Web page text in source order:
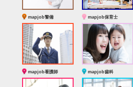
mapjob警備 mapjob保育士
mapjob看護師 mapjob歯科